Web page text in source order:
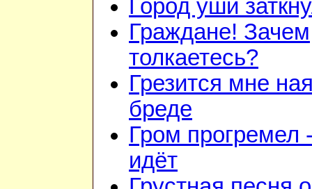
Город уши
Граждане! Зачем
толкаетесь?
Грезится мне
бреде
Гром прогремел
идёт